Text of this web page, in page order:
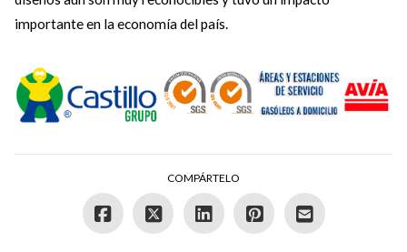
importante en la economía del país.
COMPÁRTELO